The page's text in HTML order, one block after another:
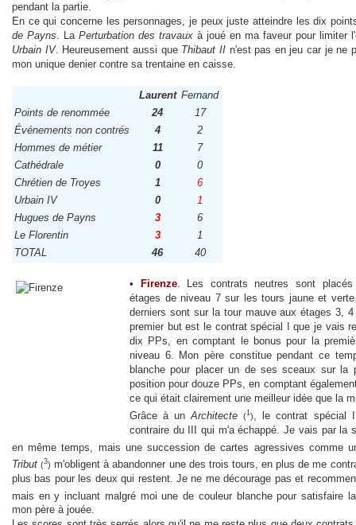
pendant la partie.
En ce qui concerne les personnages, je peux juste atteindre les dix
de Payns. La Perturbation des travaux à joué en ma faveur pour limiter
Urbain IV. Heureusement aussi que Thibaut IIn'est pas en jeu car je ne
mon unique denier contre sa trentaine en caisse.
Laurent Fernand
Points de renommée
24
17
Événements non contrés
4
2
Hommes de métier
11
7
Cathédrale
0
0
Chrétien de Troyes
1
6
Urbain IV
0
1
Hugues de Payns
3
6
Le Florentin
3
1
TOTAL
46 40
• Firenze. Les contrats neutres sont
étages de niveau 7 sur les tours jaune et
derniers sont sur la tour mauve aux étages 3,
premier but est le contrat spécial I que je vais
dix PPs, en comptant le bonus pour la
niveau 6. Mon père constitue pendant ce
blanche pour placer un de ses sceaux sur la
position pour douze PPs, en comptant
ce qui était clairement une meilleur idée que la
Grâce à unArchitecte (1)
, le contrat spécial
contraire du III qui m'a échappé. Je vais par la
en même temps, mais une succession de cartes agressives comme
Tribut (3) m'obligent à abandonner une des trois tours, en plus de me
plus bas pour les deux qui restent. Je ne me décourage pas et
mais en y incluant malgré moi une de couleur blanche pour satisfaire
mon père à jouée.